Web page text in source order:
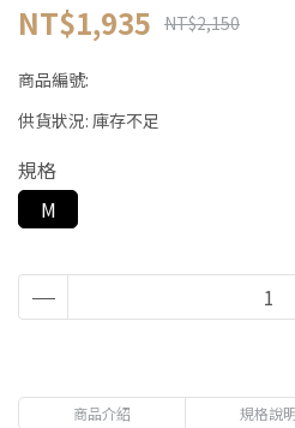
NT$1,935 NT$2,150
商品編號:
供貨狀況: 庫存不足
規格
M
商品介紹 規格說